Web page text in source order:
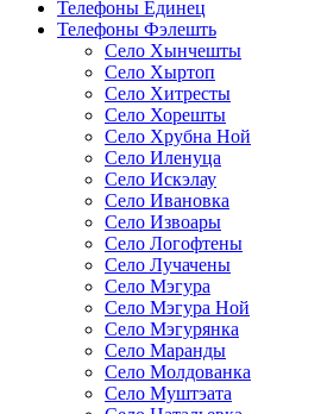
Телефоны Единец
Телефоны Фэлешть
Село Хынчешты
Село Хыртоп
Село Хитресты
Село Хорешты
Село Хрубна Ной
Село Иленуца
Село Искэлау
Село Ивановка
Село Извоары
Село Логофтены
Село Лучачены
Село Мэгура
Село Мэгура Ной
Село Мэгурянка
Село Маранды
Село Молдованка
Село Муштэата